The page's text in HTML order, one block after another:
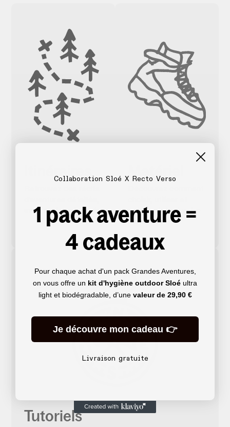
Itinéraires
avec cartes et tracés
Matériel
entretenir tout votre
matériel
Tutoriels
Collaboration Sloé X Recto Verso
1 pack aventure =
4 cadeaux
Pour chaque achat d'un pack Grandes Aventures,
on vous offre un kit d'hygiène outdoor Sloé ultra
light et biodégradable, d’une valeur de 29,90 €
Je découvre mon cadeau 👉
Livraison gratuite